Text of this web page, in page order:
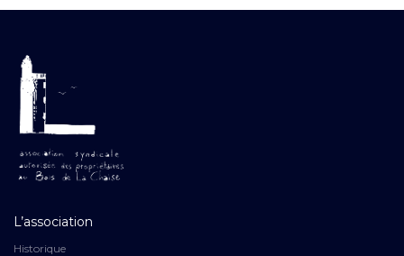
L’association
Historique